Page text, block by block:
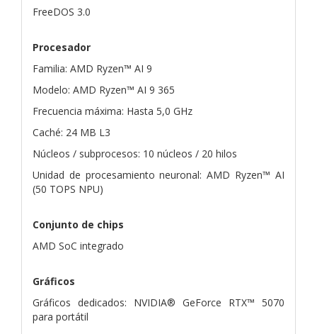
FreeDOS 3.0
Procesador
Familia: AMD Ryzen™ AI 9
Modelo: AMD Ryzen™ AI 9 365
Frecuencia máxima: Hasta 5,0 GHz
Caché: 24 MB L3
Núcleos / subprocesos: 10 núcleos / 20 hilos
Unidad de procesamiento neuronal: AMD Ryzen™ AI
(50 TOPS NPU)
Conjunto de chips
AMD SoC integrado
Gráficos
Gráficos dedicados: NVIDIA® GeForce RTX™ 5070
para portátil